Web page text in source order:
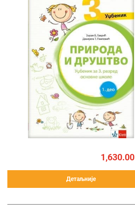
1,630.00
Детаљније